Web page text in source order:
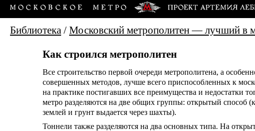
Библиотека / Московский метрополитен — лучший в
Как строился метрополитен
Все строительство первой очереди метрополитена, а
совершенных методов, лучше всего приспособленных к
на практике постигавших все преимущества и недостатки
метро разделяются на две общих группы: открытый способ
землей и грунт выдается через шахты).
Тоннели также разделяются на два основных типа. На